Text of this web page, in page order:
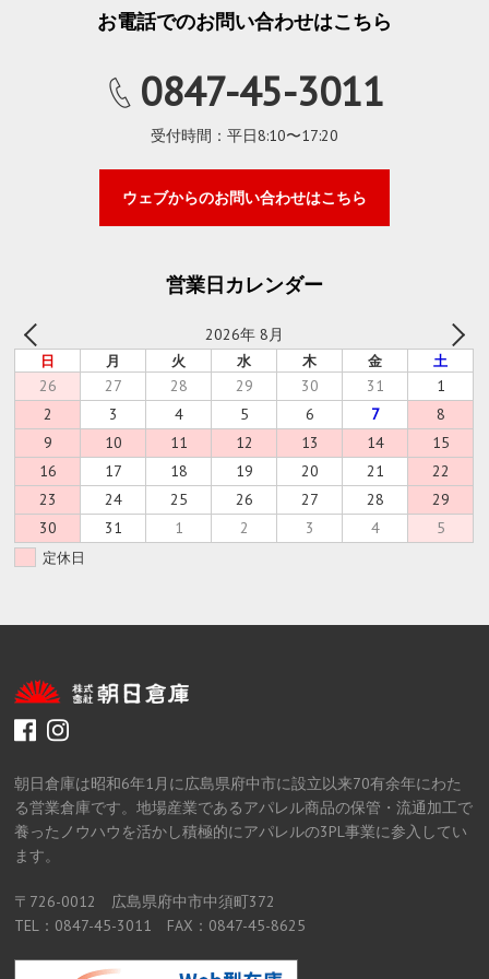
お電話でのお問い合わせはこちら
0847-45-3011
受付時間：平日8:10〜17:20
ウェブからのお問い合わせはこちら
営業日カレンダー
2026年 8月
日 月 火 水 木 金 土
26 27 28 29 30 31
1
2
3 4 5 6 7
8
9
10 11 12 13 14
15
16
17 18 19 20 21
22
23
24 25 26 27 28
29
30
31 1 2 3 4 5
定休日
facebook
朝日倉庫は昭和6年1月に広島県府中市に設立以来70有余年にわた
る営業倉庫です。地場産業であるアパレル商品の保管・流通加工で
養ったノウハウを活かし積極的にアパレルの3PL事業に参入してい
ます。
〒726-0012 広島県府中市中須町372
TEL：0847-45-3011 FAX：0847-45-8625